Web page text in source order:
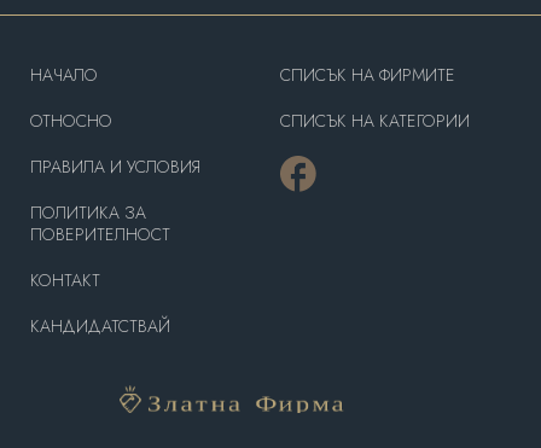
HAЧАЛО
OТНОСНО
ПРАВИЛА И УСЛОВИЯ
ПОЛИТИКА ЗА
ПОВЕРИТЕЛНОСТ
КОНТАКТ
КАНДИДАТСТВАЙ
СПИСЪК НА ФИРМИТЕ
СПИСЪК НА КАТЕГОРИИ